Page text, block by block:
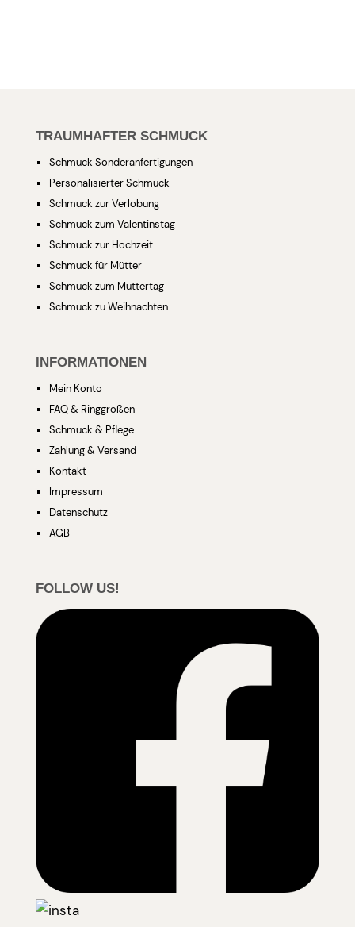
TRAUMHAFTER SCHMUCK
Schmuck Sonderanfertigungen
Personalisierter Schmuck
Schmuck zur Verlobung
Schmuck zum Valentinstag
Schmuck zur Hochzeit
Schmuck für Mütter
Schmuck zum Muttertag
Schmuck zu Weihnachten
INFORMATIONEN
Mein Konto
FAQ & Ringgrößen
Schmuck & Pflege
Zahlung & Versand
Kontakt
Impressum
Datenschutz
AGB
FOLLOW US!